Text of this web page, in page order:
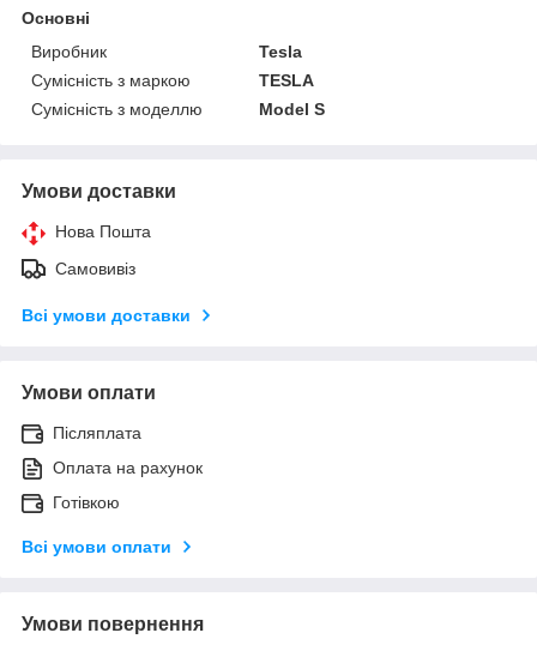
Основні
Виробник
Tesla
Сумісність з маркою
TESLA
Сумісність з моделлю
Model S
Умови доставки
Нова Пошта
Самовивіз
Всі умови доставки
Умови оплати
Післяплата
Оплата на рахунок
Готівкою
Всі умови оплати
Умови повернення